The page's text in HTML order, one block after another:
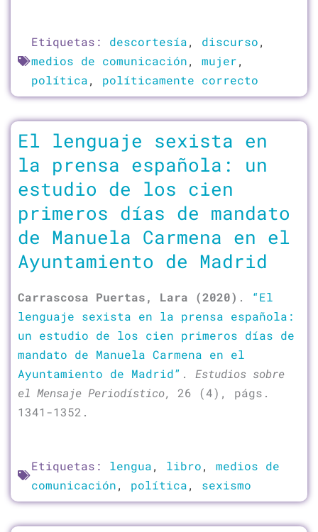
Etiquetas: descortesía, discurso,
medios de comunicación, mujer,
política, políticamente correcto
El lenguaje sexista en
la prensa española: un
estudio de los cien
primeros días de mandato
de Manuela Carmena en el
Ayuntamiento de Madrid
Carrascosa Puertas, Lara (2020) . “El
lenguaje sexista en la prensa española:
un estudio de los cien primeros días de
mandato de Manuela Carmena en el
Ayuntamiento de Madrid” . Estudios sobre
el Mensaje Periodístico, 26 (4), págs.
1341-1352.
Etiquetas: lengua, libro, medios de
comunicación, política, sexismo